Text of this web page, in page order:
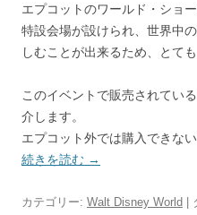
エプコットのワールド・ショ
特設会場が設けられ、世界中
しむことが出来るため、とて
このイベントで販売されてい
介します。
エプコット外では購入できな
続きを読む →
カテゴリー: Walt Disney World |